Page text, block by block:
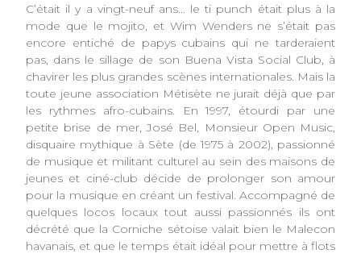
C’était il y a vingt-neuf ans... le ti punch était plus à la
mode que le mojito, et Wim Wenders ne s’était pas
encore entiché de papys cubains qui ne tarderaient
pas, dans le sillage de son Buena Vista Social Club, à
chavirer les plus grandes scènes internationales. Mais la
toute jeune association Métisète ne jurait déjà que par
les rythmes afro-cubains. En 1997, étourdi par une
petite brise de mer, José Bel, Monsieur Open Music,
disquaire mythique à Sète (de 1975 à 2002), passionné
de musique et militant culturel au sein des maisons de
jeunes et ciné-club décide de prolonger son amour
pour la musique en créant un festival. Accompagné de
quelques locos locaux tout aussi passionnés ils ont
décrété que la Corniche sétoise valait bien le Malecon
havanais, et que le temps était idéal pour mettre à flots